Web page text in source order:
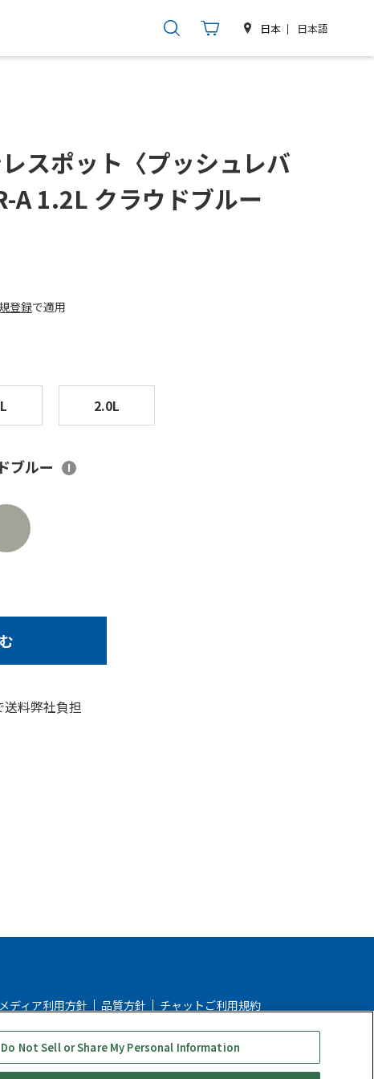
日本 日本語
スポット〈プッシュレバ
A 1.2L クラウドブルー
登録で適用
2.0L
ブルー !
料弊社負担
ディア利用方針 品質方針 チャットご利用規約
ストアご利用ガイド ストアFAQ
Do Not Sell or Share My Personal Information